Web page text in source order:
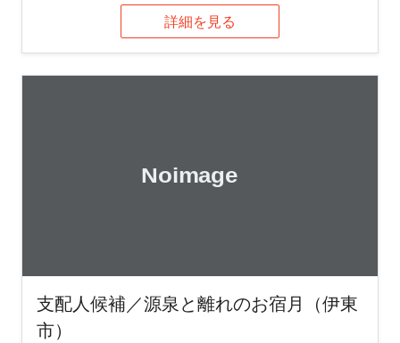
詳細を見る
支配人候補／源泉と離れのお宿月（伊東
市）